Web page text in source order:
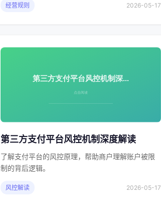
经营规则 2026-05-17
第三方支付平台风控机制深度解读
了解支付平台的风控原理，帮助商户理解账户被限
制的背后逻辑。
风控解读 2026-05-17